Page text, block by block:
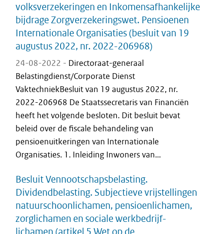
volksverzekeringen en Inkomensafhankelijke
bijdrage Zorgverzekeringswet. Pensioenen
Internationale Organisaties (besluit van 19
augustus 2022, nr. 2022-206968)
24-08-2022 - Directoraat-generaal
Belastingdienst/Corporate Dienst
VaktechniekBesluit van 19 augustus 2022, nr.
2022-206968 De Staatssecretaris van Financiën
heeft het volgende besloten. Dit besluit bevat
beleid over de fiscale behandeling van
pensioenuitkeringen van Internationale
Organisaties. 1. Inleiding Inwoners van...
Besluit Vennootschapsbelasting.
Dividendbelasting. Subjectieve vrijstellingen
natuurschoonlichamen, pensioenlichamen,
zorglichamen en sociale werkbedrijf-
lichamen (artikel 5 Wet op de